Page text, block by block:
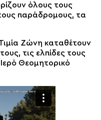
όλους τους
παράδρομους, τα
Ζώνη καταθέτουν
τις ελπίδες τους
Θεομητορικό